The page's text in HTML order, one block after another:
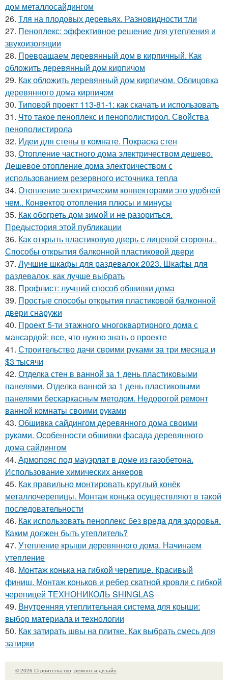
дом металлосайдингом
26. Тля на плодовых деревьях. Разновидности тли
27. Пеноплекс: эффективное решение для утепления и
звукоизоляции
28. Превращаем деревянный дом в кирпичный. Как
обложить деревянный дом кирпичом
29. Как обложить деревянный дом кирпичом. Облицовка
деревянного дома кирпичом
30. Типовой проект 113-81-1: как скачать и использовать
31. Что такое пеноплекс и пенополистирол. Свойства
пенополистирола
32. Идеи для стены в комнате. Покраска стен
33. Отопление частного дома электричеством дешево.
Дешевое отопление дома электричеством с
использованием резервного источника тепла
34. Отопление электрическим конвекторами это удобней
чем.. Конвектор отопления плюсы и минусы
35. Как обогреть дом зимой и не разориться.
Предыстория этой публикации
36. Как открыть пластиковую дверь с лицевой стороны..
Способы открытия балконной пластиковой двери
37. Лучшие шкафы для раздевалок 2023. Шкафы для
раздевалок, как лучше выбрать
38. Профлист: лучший способ обшивки дома
39. Простые способы открытия пластиковой балконной
двери снаружи
40. Проект 5-ти этажного многоквартирного дома с
мансардой: все, что нужно знать о проекте
41. Строительство дачи своими руками за три месяца и
$3 тысячи
42. Отделка стен в ванной за 1 день пластиковыми
панелями. Отделка ванной за 1 день пластиковыми
панелями бескаркасным методом. Недорогой ремонт
ванной комнаты своими руками
43. Обшивка сайдингом деревянного дома своими
руками. Особенности обшивки фасада деревянного
дома сайдингом
44. Армопояс под мауэрлат в доме из газобетона.
Использование химических анкеров
45. Как правильно монтировать круглый конёк
металлочерепицы. Монтаж конька осуществляют в такой
последовательности
46. Как использовать пеноплекс без вреда для здоровья.
Каким должен быть утеплитель?
47. Утепление крыши деревянного дома. Начинаем
утепление
48. Монтаж конька на гибкой черепице. Красивый
финиш. Монтаж коньков и ребер скатной кровли с гибкой
черепицей ТЕХНОНИКОЛЬ SHINGLAS
49. Внутренняя утеплительная система для крыши:
выбор материала и технологии
50. Как затирать швы на плитке. Как выбрать смесь для
затирки
© 2026 Строительство, ремонт и дизайн